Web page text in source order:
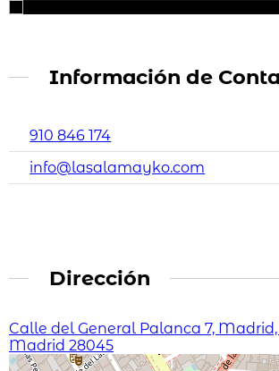
Información de
910 846 174
info@lasalamayko.com
Dirección
Calle del General Palanca 7,
Madrid 28045